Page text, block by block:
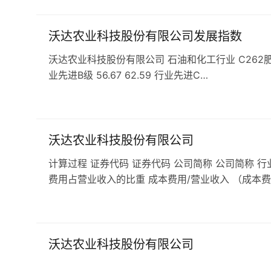
沃达农业科技股份有限公司发展指数
沃达农业科技股份有限公司 石油和化工行业
业先进B级 56.67 62.59 行业先进C…
沃达农业科技股份有限公司
计算过程 证券代码 证券代码 公司简称 公司简称
费用占营业收入的比重 成本费用/营业收入 （成本
沃达农业科技股份有限公司